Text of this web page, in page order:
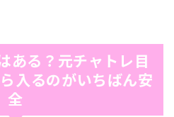
ある？元チャトレ目
入るのがいちばん安
全